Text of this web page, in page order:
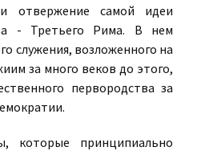
отвержение самой идеи
- Третьего Рима. В нем
служения, возложенного на
за много веков до этого,
первородства за
которые принципиально